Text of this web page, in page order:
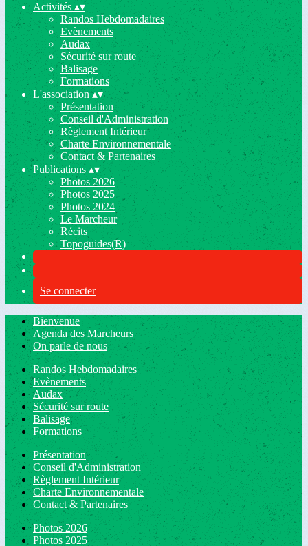
Activités▴▾
Randos Hebdomadaires
Evènements
Audax
Sécurité sur route
Balisage
Formations
L'association▴▾
Présentation
Conseil d'Administration
Règlement Intérieur
Charte Environnementale
Contact & Partenaires
Publications ▴▾
Photos 2026
Photos 2025
Photos 2024
Le Marcheur
Récits
Topoguides(R)
Se connecter
Bienvenue
Agenda des Marcheurs
On parle de nous
Randos Hebdomadaires
Evènements
Audax
Sécurité sur route
Balisage
Formations
Présentation
Conseil d'Administration
Règlement Intérieur
Charte Environnementale
Contact & Partenaires
Photos 2026
Photos 2025